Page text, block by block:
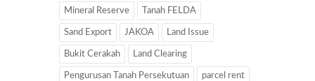
Mineral Reserve Tanah FELDA
Sand Export JAKOA Land Issue
Bukit Cerakah Land Clearing
Pengurusan Tanah Persekutuan parcel rent